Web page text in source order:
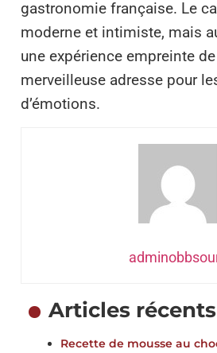
gastronomie française. Le
moderne et intimiste, mais
une expérience empreinte
merveilleuse adresse pour
d’émotions.
Articles récents
Recette de mousse au